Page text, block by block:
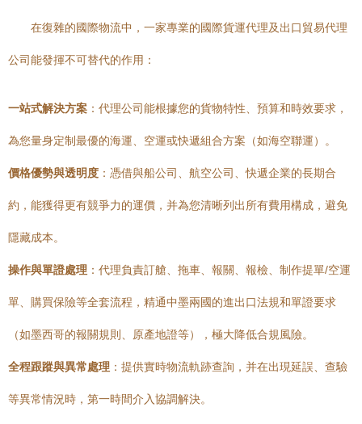
在復雜的國際物流中，一家專業的國際貨運代理及出口貿易代理
公司能發揮不可替代的作用：
一站式解決方案 ：代理公司能根據您的貨物特性、預算和時效要求，
為您量身定制最優的海運、空運或快遞組合方案（如海空聯運）。
價格優勢與透明度 ：憑借與船公司、航空公司、快遞企業的長期合
約，能獲得更有競爭力的運價，并為您清晰列出所有費用構成，避免
隱藏成本。
操作與單證處理 ：代理負責訂艙、拖車、報關、報檢、制作提單/空運
單、購買保險等全套流程，精通中墨兩國的進出口法規和單證要求
（如墨西哥的報關規則、原產地證等），極大降低合規風險。
全程跟蹤與異常處理 ：提供實時物流軌跡查詢，并在出現延誤、查驗
等異常情況時，第一時間介入協調解決。